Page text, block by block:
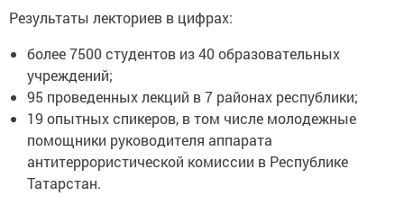
Результаты лекториев в цифрах:
более 7500 студентов из 40 образовательных
учреждений;
95 проведенных лекций в 7 районах республики;
19 опытных спикеров, в том числе молодежные
помощники руководителя аппарата
антитеррористической комиссии в Республике
Татарстан.